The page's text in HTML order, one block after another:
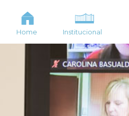
Home Institucional